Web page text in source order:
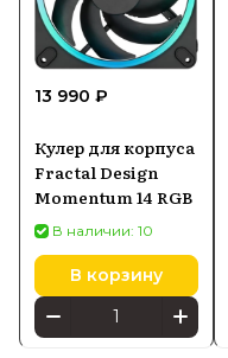
13 990 ₽
Кулер для корпуса
Fractal Design
Momentum 14 RGB
В наличии: 10
В корзину